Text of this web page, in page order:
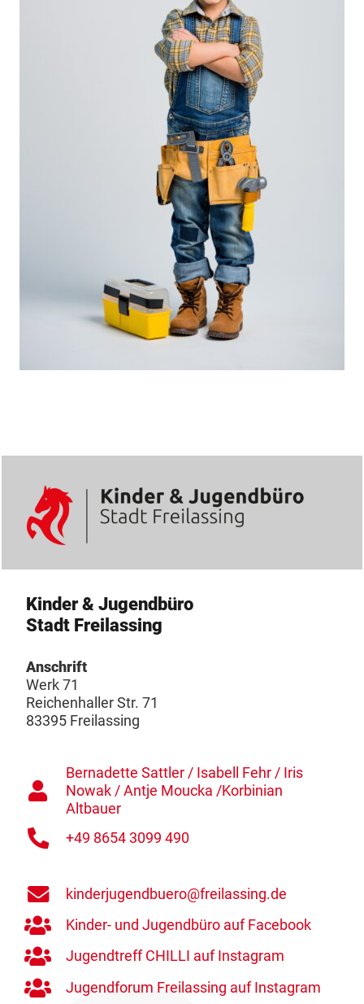
Kinder & Jugendbüro
Stadt Freilassing
Anschrift
Werk 71
Reichenhaller Str. 71
83395 Freilassing
Bernadette Sattler / Isabell Fehr / Iris
Nowak / Antje Moucka /Korbinian
Altbauer
+49 8654 3099 490
kinderjugendbuero@freilassing.de
Kinder- und Jugendbüro auf Facebook
Jugendtreff CHILLI auf Instagram
Jugendforum Freilassing auf Instagram